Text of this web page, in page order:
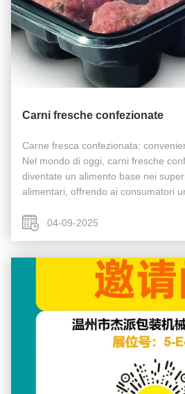
Carni fresche confezionate
Carne fresca confezionata:
Nel mondo di oggi, carni fresche
diventate un alimento base nei
alimentari, offrendo ai consumatori
porzionati, ...
04-09-2025